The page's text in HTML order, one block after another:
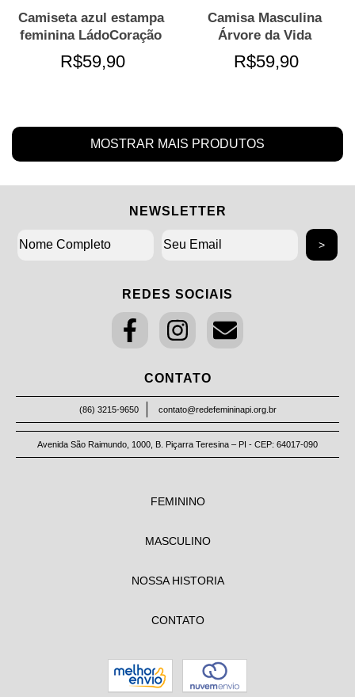
Camiseta azul estampa
feminina LádoCoração
R$59,90
Camisa Masculina
Árvore da Vida
R$59,90
MOSTRAR MAIS PRODUTOS
NEWSLETTER
REDES SOCIAIS
CONTATO
(86) 3215-9650 contato@redefemininapi.org.br
Avenida São Raimundo, 1000, B. Piçarra Teresina – PI - CEP: 64017-090
FEMININO
MASCULINO
NOSSA HISTORIA
CONTATO